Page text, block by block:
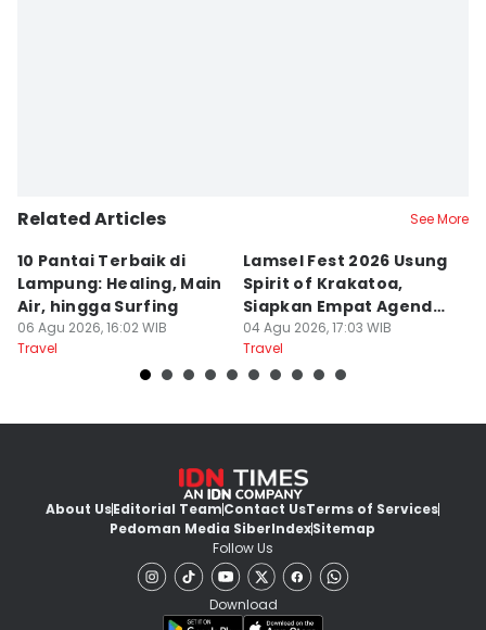
Related Articles See More
10 Pantai Terbaik di
Lampung: Healing, Main
Air, hingga Surfing
06 Agu 2026, 16:02 WIB
Travel
Lamsel Fest 2026 Usung
Spirit of Krakatoa,
Siapkan Empat Agenda
Utama
04 Agu 2026, 17:03 WIB
Travel
About UsEditorial TeamContact UsTerms of Services
Pedoman Media SiberIndexSitemap
Follow Us
Download